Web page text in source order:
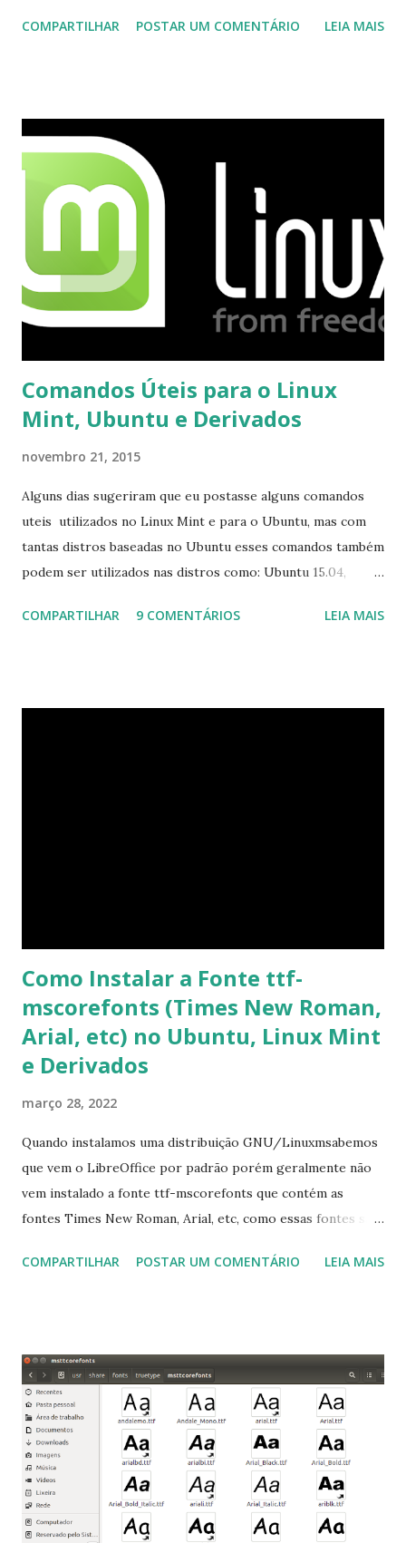
integrado com o serviço do MSN, segundo a empresa, os
o Windows Live (assim como muitos profissionais de TI) ,
mesmo na versão para Linux, claro, sempre existem outras
opções e o Pidgin, que se mostra como opção.
COMPARTILHAR POSTAR UM COMENTÁRIO LEIA MAIS
Comandos Úteis para o Linux
Mint, Ubuntu e Derivados
novembro 21, 2015
Alguns dias sugeriram que eu postasse alguns comandos
uteis utilizados no Linux Mint e para o Ubuntu, mas com
tantas distros baseadas no Ubuntu esses comandos também
podem ser utilizados nas distros como: Ubuntu 15.04,
Linux Mint 17, Pinguy OS 14.04, Elementary OS 0.3, Deepin
COMPARTILHAR 9 COMENTÁRIOS LEIA MAIS
Como Instalar a Fonte ttf-
mscorefonts (Times New Roman,
Arial, etc) no Ubuntu, Linux Mint
e Derivados
março 28, 2022
Quando instalamos uma distribuição GNU/Linuxmsabemos
que vem o LibreOffice por padrão porém geralmente não
vem instalado a fonte ttf-mscorefonts que contém as
fontes Times New Roman, Arial, etc, como essas fontes são
a Associação Brasileira de Normas Técnicas (ABNT), exige
que contém essas fontes. Ao instalar o GNU/Linux abra o
terminal e execute o comando: $ sudo apt-get install ttf-
mscorefonts-installer Leia os termos de uso e avance
clicando em “Ok” Agora aceite os termos de uso clicando
em “Sim” Pronto agora abra o LibreOffice e veja se as
fontes Times New Roman, Arial estão instaladas. Caso
ocorra algum erro ou precisa reinstalar, execute: $ sudo
COMPARTILHAR POSTAR UM COMENTÁRIO LEIA MAIS